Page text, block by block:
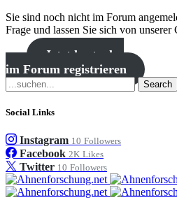
Sie sind noch nicht im Forum
Frage und lassen Sie sich von
Jetzt kostenlos
im Forum registrieren
Search
Social Links
Instagram 10 Followers
Facebook 2K Likes
Twitter 10 Followers